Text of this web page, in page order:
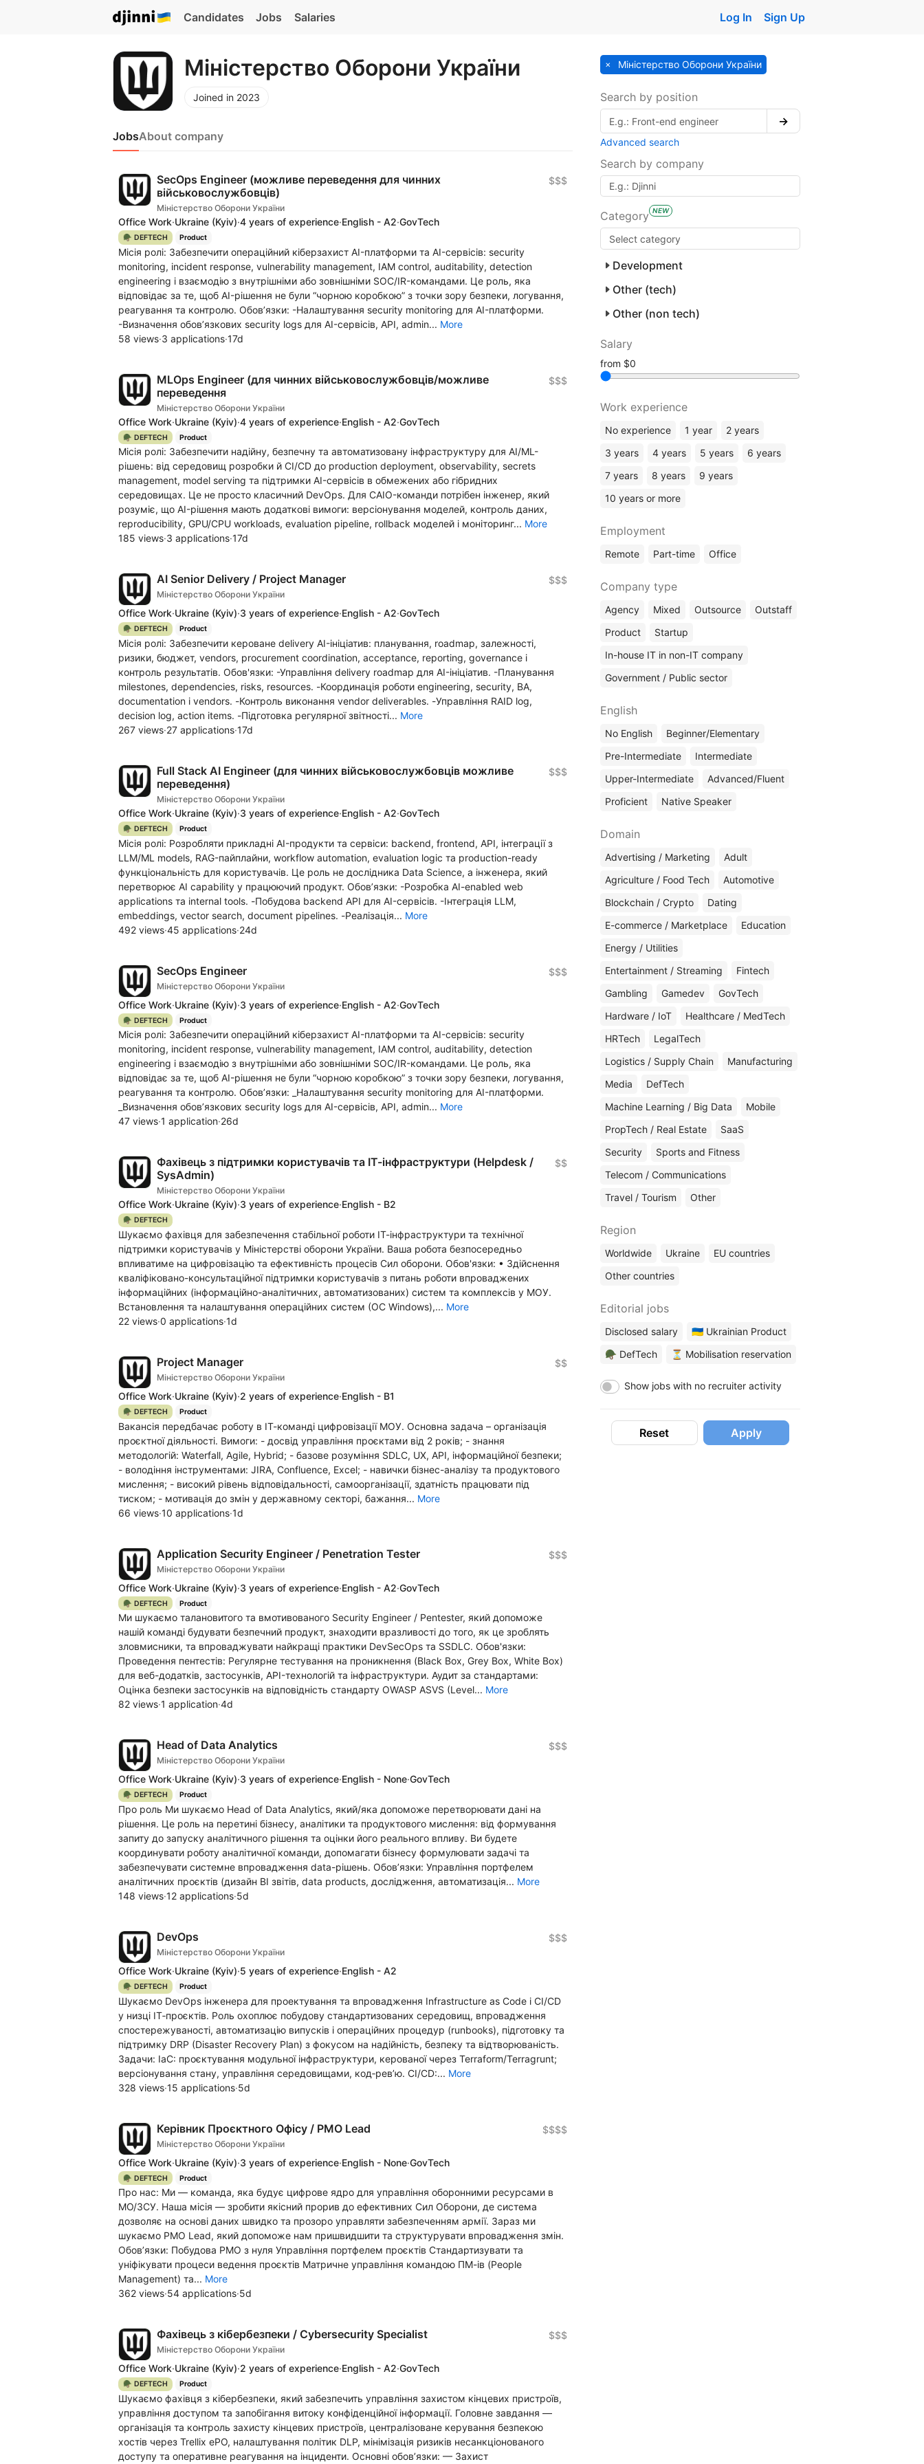
Candidates Jobs Salaries Log In Sign Up
Міністерство Оборони України
Joined in 2023
JobsAbout company
SecOps Engineer (можливе переведення для чинних
військовослужбовців)
Міністерство Оборони України
$$$
Office Work·Ukraine (Kyiv)·4 years of experience·English - A2·GovTech
🪖 DEFTECH Product
Місія ролі: Забезпечити операційний кіберзахист AI-платформи та AI-сервісів: security
monitoring, incident response, vulnerability management, IAM control, auditability, detection
engineering і взаємодію з внутрішніми або зовнішніми SOC/IR-командами. Це роль, яка
відповідає за те, щоб AI-рішення не були “чорною коробкою” з точки зору безпеки, логування,
реагування та контролю. Обов’язки: -Налаштування security monitoring для AI-платформи.
-Визначення обов’язкових security logs для AI-сервісів, API, admin... More
58 views·3 applications·17d
MLOps Engineer (для чинних військовослужбовців/можливе
переведення
Міністерство Оборони України
$$$
Office Work·Ukraine (Kyiv)·4 years of experience·English - A2·GovTech
🪖 DEFTECH Product
Місія ролі: Забезпечити надійну, безпечну та автоматизовану інфраструктуру для AI/ML-
рішень: від середовищ розробки й CI/CD до production deployment, observability, secrets
management, model serving та підтримки AI-сервісів в обмежених або гібридних
середовищах. Це не просто класичний DevOps. Для CAIO-команди потрібен інженер, який
розуміє, що AI-рішення мають додаткові вимоги: версіонування моделей, контроль даних,
reproducibility, GPU/CPU workloads, evaluation pipeline, rollback моделей і моніторинг... More
185 views·3 applications·17d
AI Senior Delivery / Project Manager
Міністерство Оборони України
$$$
Office Work·Ukraine (Kyiv)·3 years of experience·English - A2·GovTech
🪖 DEFTECH Product
Місія ролі: Забезпечити кероване delivery AI-ініціатив: планування, roadmap, залежності,
ризики, бюджет, vendors, procurement coordination, acceptance, reporting, governance і
контроль результатів. Обов'язки: -Управління delivery roadmap для AI-ініціатив. -Планування
milestones, dependencies, risks, resources. -Координація роботи engineering, security, BA,
documentation і vendors. -Контроль виконання vendor deliverables. -Управління RAID log,
decision log, action items. -Підготовка регулярної звітності... More
267 views·27 applications·17d
Full Stack AI Engineer (для чинних військовослужбовців можливе
переведення)
Міністерство Оборони України
$$$
Office Work·Ukraine (Kyiv)·3 years of experience·English - A2·GovTech
🪖 DEFTECH Product
Місія ролі: Розробляти прикладні AI-продукти та сервіси: backend, frontend, API, інтеграції з
LLM/ML models, RAG-пайплайни, workflow automation, evaluation logic та production-ready
функціональність для користувачів. Це роль не дослідника Data Science, а інженера, який
перетворює AI capability у працюючий продукт. Обов’язки: -Розробка AI-enabled web
applications та internal tools. -Побудова backend API для AI-сервісів. -Інтеграція LLM,
embeddings, vector search, document pipelines. -Реалізація... More
492 views·45 applications·24d
SecOps Engineer
Міністерство Оборони України
$$$
Office Work·Ukraine (Kyiv)·3 years of experience·English - A2·GovTech
🪖 DEFTECH Product
Місія ролі: Забезпечити операційний кіберзахист AI-платформи та AI-сервісів: security
monitoring, incident response, vulnerability management, IAM control, auditability, detection
engineering і взаємодію з внутрішніми або зовнішніми SOC/IR-командами. Це роль, яка
відповідає за те, щоб AI-рішення не були “чорною коробкою” з точки зору безпеки, логування,
реагування та контролю. Обов’язки: _Налаштування security monitoring для AI-платформи.
_Визначення обов’язкових security logs для AI-сервісів, API, admin... More
47 views·1 application·26d
Фахівець з підтримки користувачів та ІТ-інфраструктури (Helpdesk /
SysAdmin)
Міністерство Оборони України
$$
Office Work·Ukraine (Kyiv)·3 years of experience·English - B2
🪖 DEFTECH
Шукаємо фахівця для забезпечення стабільної роботи ІТ-інфраструктури та технічної
підтримки користувачів у Міністерстві оборони України. Ваша робота безпосередньо
впливатиме на цифровізацію та ефективність процесів Сил оборони. Обов'язки: • Здійснення
кваліфіковано-консультаційної підтримки користувачів з питань роботи впроваджених
інформаційних (інформаційно-аналітичних, автоматизованих) систем та комплексів у МОУ.
Встановлення та налаштування операційних систем (ОС Windows),... More
22 views·0 applications·1d
Project Manager
Міністерство Оборони України
$$
Office Work·Ukraine (Kyiv)·2 years of experience·English - B1
🪖 DEFTECH Product
Вакансія передбачає роботу в ІТ-команді цифровізації МОУ. Основна задача – організація
проєктної діяльності. Вимоги: - досвід управління проєктами від 2 років; - знання
методологій: Waterfall, Agile, Hybrid; - базове розуміння SDLC, UX, API, інформаційної безпеки;
- володіння інструментами: JIRA, Confluence, Excel; - навички бізнес-аналізу та продуктового
мислення; - високий рівень відповідальності, самоорганізації, здатність працювати під
тиском; - мотивація до змін у державному секторі, бажання... More
66 views·10 applications·1d
Application Security Engineer / Penetration Tester
Міністерство Оборони України
$$$
Office Work·Ukraine (Kyiv)·3 years of experience·English - A2·GovTech
🪖 DEFTECH Product
Ми шукаємо талановитого та вмотивованого Security Engineer / Pentester, який допоможе
нашій команді будувати безпечний продукт, знаходити вразливості до того, як це зроблять
зловмисники, та впроваджувати найкращі практики DevSecOps та SSDLC. Обов'язки:
Проведення пентестів: Регулярне тестування на проникнення (Black Box, Grey Box, White Box)
для веб-додатків, застосунків, API-технологій та інфраструктури. Аудит за стандартами:
Оцінка безпеки застосунків на відповідність стандарту OWASP ASVS (Level... More
82 views·1 application·4d
Head of Data Analytics
Міністерство Оборони України
$$$
Office Work·Ukraine (Kyiv)·3 years of experience·English - None·GovTech
🪖 DEFTECH Product
Про роль Ми шукаємо Head of Data Analytics, який/яка допоможе перетворювати дані на
рішення. Це роль на перетині бізнесу, аналітики та продуктового мислення: від формування
запиту до запуску аналітичного рішення та оцінки його реального впливу. Ви будете
координувати роботу аналітичної команди, допомагати бізнесу формулювати задачі та
забезпечувати системне впровадження data-рішень. Обовʼязки: Управління портфелем
аналітичних проєктів (дизайн BI звітів, data products, дослідження, автоматизація... More
148 views·12 applications·5d
DevOps
Міністерство Оборони України
$$$
Office Work·Ukraine (Kyiv)·5 years of experience·English - A2
🪖 DEFTECH Product
Шукаємо DevOps інженера для проектування та впровадження Infrastructure as Code і CI/CD
у низці ІТ‑проєктів. Роль охоплює побудову стандартизованих середовищ, впровадження
спостережуваності, автоматизацію випусків і операційних процедур (runbooks), підготовку та
підтримку DRP (Disaster Recovery Plan) з фокусом на надійність, безпеку та відтворюваність.
Задачи: IaC: проєктування модульної інфраструктури, керованої через Terraform/Terragrunt;
версіонування стану, управління середовищами, код‑рев’ю. CI/CD:... More
328 views·15 applications·5d
Керівник Проєктного Офісу / PMO Lead
Міністерство Оборони України
$$$$
Office Work·Ukraine (Kyiv)·3 years of experience·English - None·GovTech
🪖 DEFTECH Product
Про нас: Ми — команда, яка будує цифрове ядро для управління оборонними ресурсами в
МО/ЗСУ. Наша місія — зробити якісний прорив до ефективних Сил Оборони, де система
дозволяє на основі даних швидко та прозоро управляти забезпеченням армії. Зараз ми
шукаємо PMO Lead, який допоможе нам пришвидшити та структурувати впровадження змін.
Обовʼязки: Побудова PMO з нуля Управління портфелем проєктів Стандартизувати та
уніфікувати процеси ведення проєктів Матричне управління командою ПМ-ів (People
Management) та... More
362 views·54 applications·5d
Фахівець з кібербезпеки / Cybersecurity Specialist
Міністерство Оборони України
$$$
Office Work·Ukraine (Kyiv)·2 years of experience·English - A2·GovTech
🪖 DEFTECH Product
Шукаємо фахівця з кібербезпеки, який забезпечить управління захистом кінцевих пристроїв,
управління доступом та запобігання витоку конфіденційної інформації. Головне завдання —
організація та контроль захисту кінцевих пристроїв, централізоване керування безпекою
хостів через Trellix ePO, налаштування політик DLP, мінімізація ризиків несанкціонованого
доступу та оперативне реагування на інциденти. Основні обов’язки: — Захист
Міністерство Оборони України
Search by position
→
Advanced search
Search by company
Category NEW
Development
Other (tech)
Other (non tech)
Salary
from
Work experience
No experience 1 year
2 years
3 years
4 years 5 years
6 years
7 years
8 years
9 years
10 years or more
Employment
Remote Part-time Office
Company type
Agency Mixed Outsource
Outstaff
Product
Startup
In-house IT in non-IT company
Government / Public sector
English
No English
Beginner/Elementary
Pre-Intermediate
Intermediate
Upper-Intermediate
Advanced/Fluent
Proficient
Native Speaker
Domain
Advertising / Marketing
Adult
Agriculture / Food Tech
Automotive
Blockchain / Crypto
Dating
E-commerce / Marketplace
Education
Energy / Utilities
Entertainment / Streaming
Fintech
Gambling
Gamedev
GovTech
Hardware / IoT
Healthcare / MedTech
HRTech
LegalTech
Logistics / Supply Chain
Manufacturing
Media
DefTech
Machine Learning / Big Data
Mobile
PropTech / Real Estate
SaaS
Security
Sports and Fitness
Telecom / Communications
Travel / Tourism
Other
Region
Worldwide Ukraine
EU countries
Other countries
Editorial jobs
Disclosed salary
🇺🇦 Ukrainian Product
🪖 DefTech
⏳ Mobilisation reservation
Show jobs with no recruiter activity
Reset Apply